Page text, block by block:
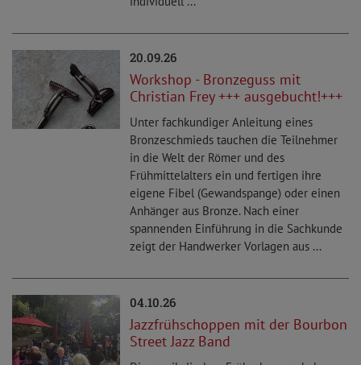
20.09.26
Workshop - Bronzeguss mit
Christian Frey +++ ausgebucht!+++
Unter fachkundiger Anleitung eines
Bronzeschmieds tauchen die Teilnehmer
in die Welt der Römer und des
Frühmittelalters ein und fertigen ihre
eigene Fibel (Gewandspange) oder einen
Anhänger aus Bronze. Nach einer
spannenden Einführung in die Sachkunde
zeigt der Handwerker Vorlagen aus ...
04.10.26
Jazzfrühschoppen mit der Bourbon
Street Jazz Band